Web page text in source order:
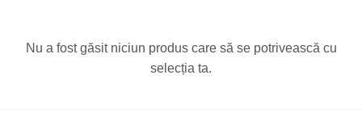
Nu a fost găsit niciun produs care să se potrivească cu
selecția ta.